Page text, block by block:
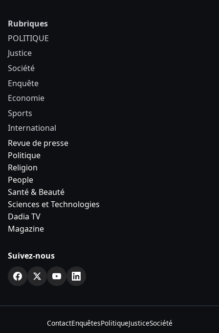
Rubriques
POLITIQUE
Justice
Société
Enquête
Economie
Sports
International
Revue de presse
Politique
Religion
People
Santé & Beauté
Sciences et Technologies
Dadia TV
Magazine
Suivez-nous
ContactEnquêtesPolitiqueJusticeSociété